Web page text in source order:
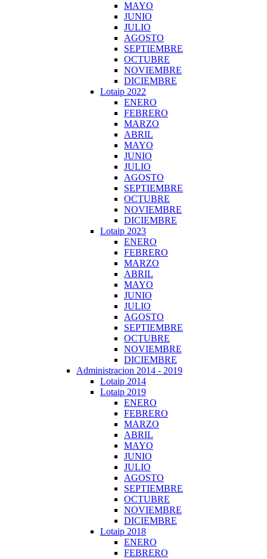
MAYO
JUNIO
JULIO
AGOSTO
SEPTIEMBRE
OCTUBRE
NOVIEMBRE
DICIEMBRE
Lotaip 2022
ENERO
FEBRERO
MARZO
ABRIL
MAYO
JUNIO
JULIO
AGOSTO
SEPTIEMBRE
OCTUBRE
NOVIEMBRE
DICIEMBRE
Lotaip 2023
ENERO
FEBRERO
MARZO
ABRIL
MAYO
JUNIO
JULIO
AGOSTO
SEPTIEMBRE
OCTUBRE
NOVIEMBRE
DICIEMBRE
Administracion 2014 - 2019
Lotaip 2014
Lotaip 2019
ENERO
FEBRERO
MARZO
ABRIL
MAYO
JUNIO
JULIO
AGOSTO
SEPTIEMBRE
OCTUBRE
NOVIEMBRE
DICIEMBRE
Lotaip 2018
ENERO
FEBRERO